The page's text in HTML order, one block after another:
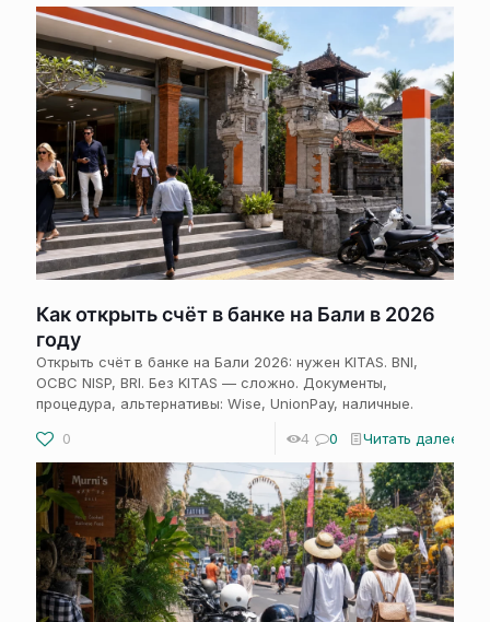
Как открыть счёт в банке на Бали в 2026
году
Открыть счёт в банке на Бали 2026: нужен KITAS. BNI,
OCBC NISP, BRI. Без KITAS — сложно. Документы,
процедура, альтернативы: Wise, UnionPay, наличные.
0
4 0 Читать далее